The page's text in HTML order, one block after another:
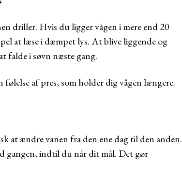
driller. Hvis du ligger vågen i mere end 20
at læse i dæmpet lys. At blive liggende og
falde i søvn næste gang.
af pres, som holder dig vågen længere.
at ændre vanen fra den ene dag til den anden.
gangen, indtil du når dit mål. Det gør